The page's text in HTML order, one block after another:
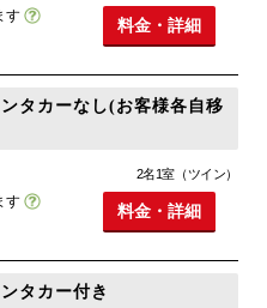
す
料金・詳細
タカーなし(お客様各自移
す
2名1室（ツイン）
料金・詳細
タカー付き